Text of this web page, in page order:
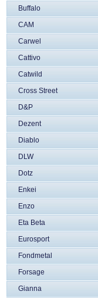
Buffalo
CAM
Carwel
Cattivo
Catwild
Cross Street
D&P
Dezent
Diablo
DLW
Dotz
Enkei
Enzo
Eta Beta
Eurosport
Fondmetal
Forsage
Gianna